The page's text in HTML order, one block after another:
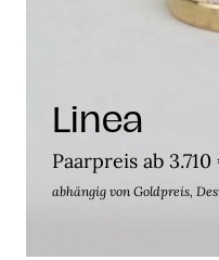
Linea
Paarpreis ab
abhängig von Goldpreis,